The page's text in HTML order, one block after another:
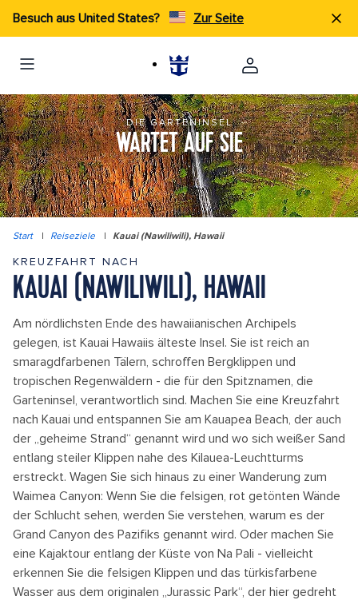
Besuch aus United States? Zur Seite
DIE GARTENINSEL
WARTET AUF SIE
Start | Reiseziele | Kauai (Nawiliwili), Hawaii
KREUZFAHRT NACH
KAUAI (NAWILIWILI), HAWAII
Am nördlichsten Ende des hawaiianischen Archipels
gelegen, ist Kauai Hawaiis älteste Insel. Sie ist reich an
smaragdfarbenen Tälern, schroffen Bergklippen und
tropischen Regenwäldern - die für den Spitznamen, die
Garteninsel, verantwortlich sind. Machen Sie eine Kreuzfahrt
nach Kauai und entspannen Sie am Kauapea Beach, der auch
der „geheime Strand“ genannt wird und wo sich weißer Sand
entlang steiler Klippen nahe des Kilauea-Leuchtturms
erstreckt. Wagen Sie sich hinaus zu einer Wanderung zum
Waimea Canyon: Wenn Sie die felsigen, rot getönten Wände
der Schlucht sehen, werden Sie verstehen, warum es der
Grand Canyon des Pazifiks genannt wird. Oder machen Sie
eine Kajaktour entlang der Küste von Na Pali - vielleicht
erkennen Sie die felsigen Klippen und das türkisfarbene
Wasser aus dem originalen „Jurassic Park“, der hier gedreht